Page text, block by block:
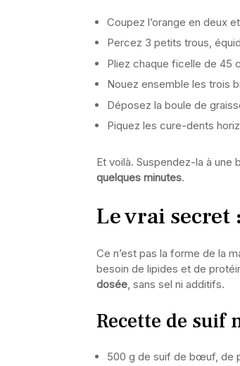
Coupez l’orange en deux
Percez 3 petits trous,
Pliez chaque ficelle de 45
Nouez ensemble les trois
Déposez la boule de
Piquez les cure-dents
Et voilà. Suspendez-la à
quelques minutes.
Le vrai secret
Ce n’est pas la forme de la
besoin de lipides et de
dosée, sans sel ni additifs.
Recette de suif
500 g de suif de bœuf, de